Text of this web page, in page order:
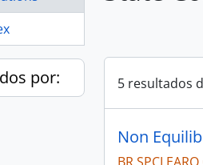
por: 5 resultados